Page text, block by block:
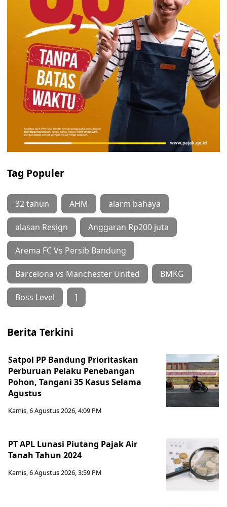
Tag Populer
32 tahun AHM alarm bahaya
alasan Resign Anggaran Rp200 juta
Arema FC Vs Persib Bandung
Barcelona vs Manchester United BMKG
Boss Level ]
Berita Terkini
Satpol PP Bandung Prioritaskan
Perburuan Pelaku Penebangan
Pohon, Tangani 35 Kasus Selama
Agustus
Kamis, 6 Agustus 2026, 4:09 PM
PT APL Lunasi Piutang Pajak Air
Tanah Tahun 2024
Kamis, 6 Agustus 2026, 3:59 PM